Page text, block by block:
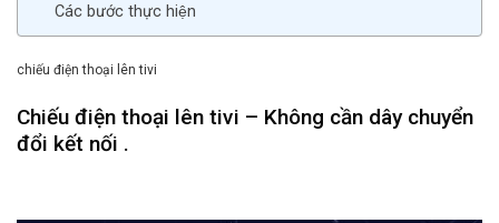
Các bước thực hiện
chiếu điện thoại lên tivi
Chiếu điện thoại lên tivi – Không cần dây chuyển
đổi kết nối .